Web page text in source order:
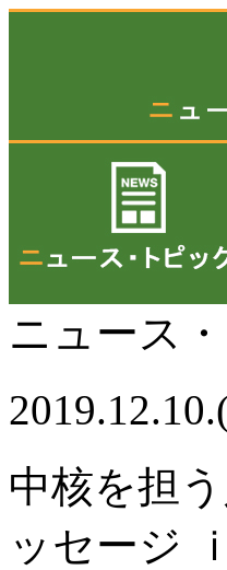
ニュース
中核を担
ッセージ